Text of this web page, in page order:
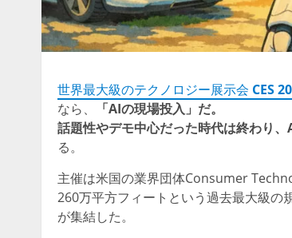
世界最大級のテクノロジー展示会 CES
なら、
「AIの現場投入」だ。
話題性やデモ中心だった時代は終わり
る。
主催は米国の業界団体Consumer
260万平方フィートという過去最大級の
が集結した。